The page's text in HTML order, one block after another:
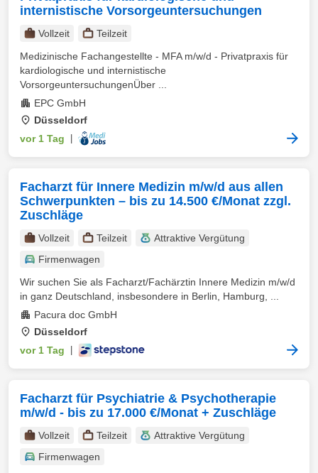
internistische Vorsorgeuntersuchungen
Vollzeit
Teilzeit
Medizinische Fachangestellte - MFA m/w/d - Privatpraxis für
kardiologische und internistische
VorsorgeuntersuchungenÜber ...
EPC GmbH
Düsseldorf
vor 1 Tag
Facharzt für Innere Medizin m/w/d aus allen
Schwerpunkten – bis zu 14.500 €/Monat zzgl.
Zuschläge
Vollzeit Teilzeit
Attraktive Vergütung
Firmenwagen
Wir suchen Sie als Facharzt/Fachärztin Innere Medizin m/w/d
in ganz Deutschland, insbesondere in Berlin, Hamburg, ...
Pacura doc GmbH
Düsseldorf
vor 1 Tag
Facharzt für Psychiatrie & Psychotherapie
m/w/d - bis zu 17.000 €/Monat + Zuschläge
Vollzeit Teilzeit
Attraktive Vergütung
Firmenwagen